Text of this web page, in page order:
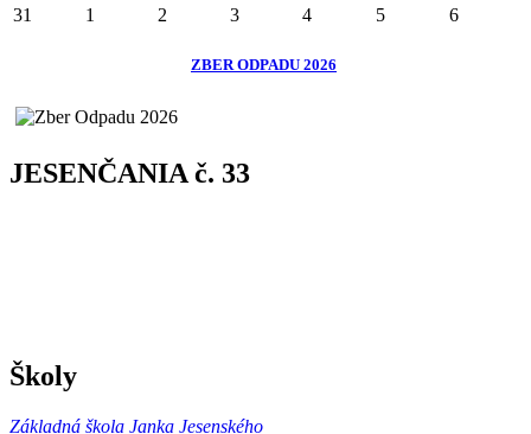
31
1 2 3 4 5 6
ZBER ODPADU 2026
JESENČANIA č. 33
Školy
Základná škola Janka Jesenského